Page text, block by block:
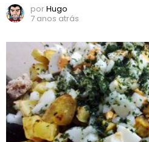
porHugo
7 anos atrás